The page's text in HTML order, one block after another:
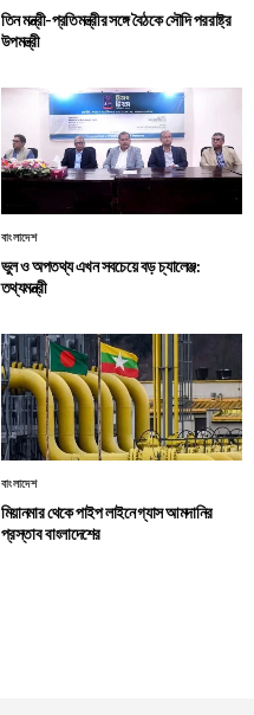
তিন মন্ত্রী-প্রতিমন্ত্রীর সঙ্গে বৈঠকে সৌদি পররাষ্ট্র
উপমন্ত্রী
বাংলাদেশ
ভুল ও অপতথ্য এখন সবচেয়ে বড় চ্যালেঞ্জ:
তথ্যমন্ত্রী
বাংলাদেশ
মিয়ানমার থেকে পাইপ লাইনে গ্যাস আমদানির
প্রস্তাব বাংলাদেশের